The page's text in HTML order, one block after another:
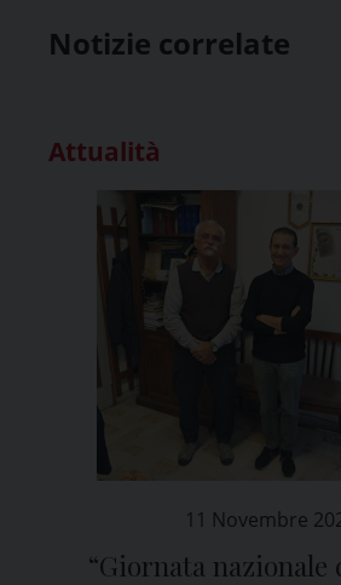
Notizie correlate
Attualità
11 Novembre
“Giornata nazionale